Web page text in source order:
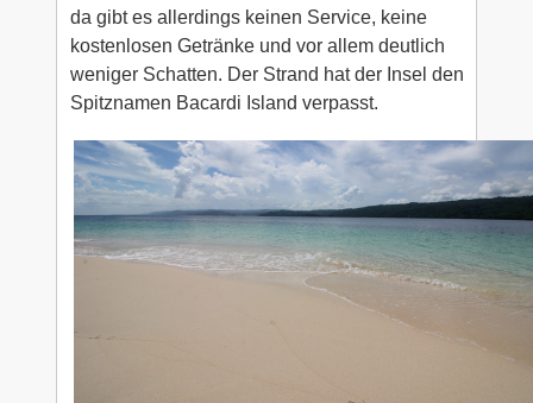
da gibt es allerdings keinen Service, keine
kostenlosen Getränke und vor allem deutlich
weniger Schatten. Der Strand hat der Insel den
Spitznamen Bacardi Island verpasst.